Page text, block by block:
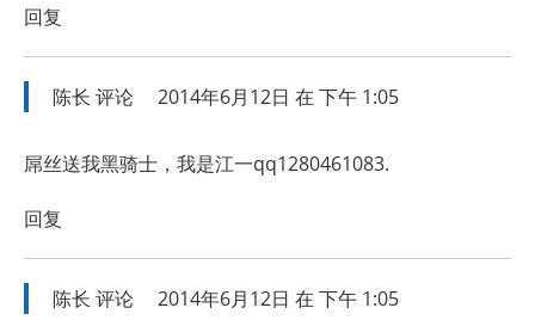
回复
陈长 评论 2014年6月12日 在 下午 1:05
屌丝送我黑骑士，我是江一qq1280461083.
回复
陈长 评论 2014年6月12日 在 下午 1:05